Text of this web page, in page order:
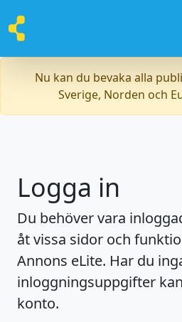
Nu kan du bevaka alla
Sverige, Norden och
Logga in
Du behöver vara
åt vissa sidor och
Annons eLite. Har du
inloggningsuppgifter
konto.